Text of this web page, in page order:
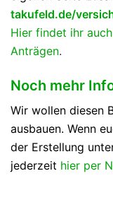
takufeld.de/
Hier findet ihr
Anträgen.
Noch mehr
Wir wollen diesen
ausbauen. Wenn
der Erstellung
jederzeit hier per